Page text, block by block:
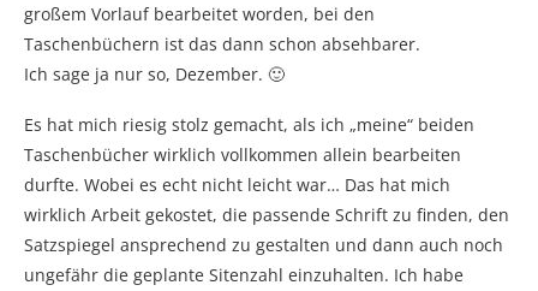
großem Vorlauf bearbeitet worden, bei den
Taschenbüchern ist das dann schon absehbarer.
Ich sage ja nur so, Dezember. 🙂
Es hat mich riesig stolz gemacht, als ich „meine“ beiden
Taschenbücher wirklich vollkommen allein bearbeiten
durfte. Wobei es echt nicht leicht war… Das hat mich
wirklich Arbeit gekostet, die passende Schrift zu finden, den
Satzspiegel ansprechend zu gestalten und dann auch noch
ungefähr die geplante Sitenzahl einzuhalten. Ich habe